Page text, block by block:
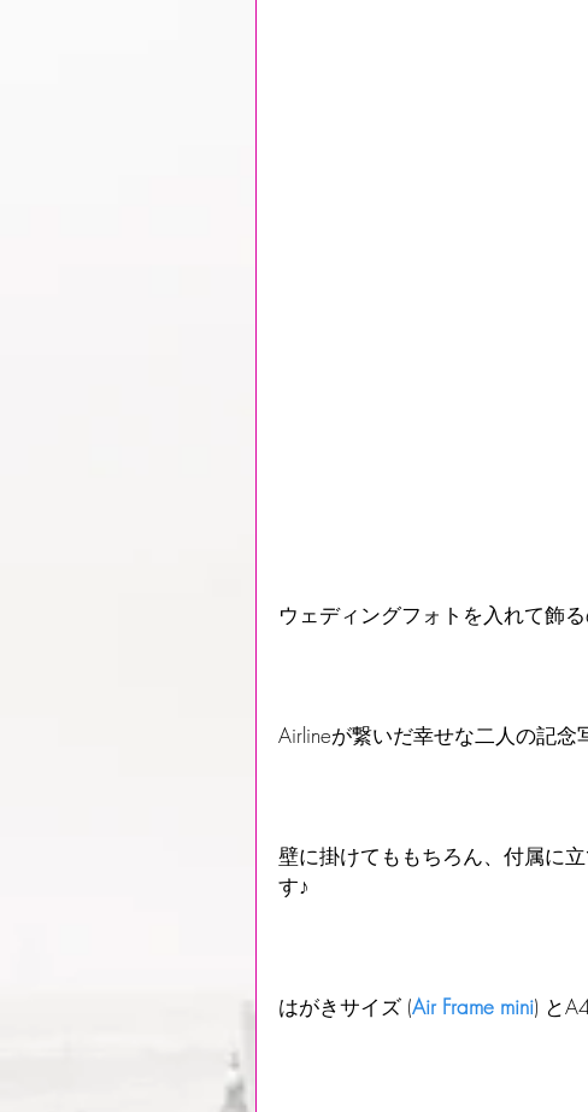
ウェディングフォトを入れて飾る
Airlineが繋いだ幸せな二人の記念
壁に掛けてももちろん、付属に
す♪
はがきサイズ (Air Frame mini) と